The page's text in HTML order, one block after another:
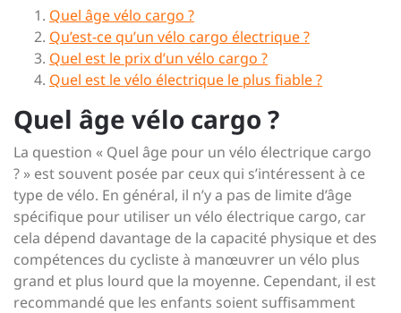
Quel âge vélo cargo ?
Qu’est-ce qu’un vélo cargo électrique ?
Quel est le prix d’un vélo cargo ?
Quel est le vélo électrique le plus fiable ?
Quel âge vélo cargo ?
La question « Quel âge pour un vélo électrique cargo
? » est souvent posée par ceux qui s’intéressent à ce
type de vélo. En général, il n’y a pas de limite d’âge
spécifique pour utiliser un vélo électrique cargo, car
cela dépend davantage de la capacité physique et des
compétences du cycliste à manœuvrer un vélo plus
grand et plus lourd que la moyenne. Cependant, il est
recommandé que les enfants soient suffisamment